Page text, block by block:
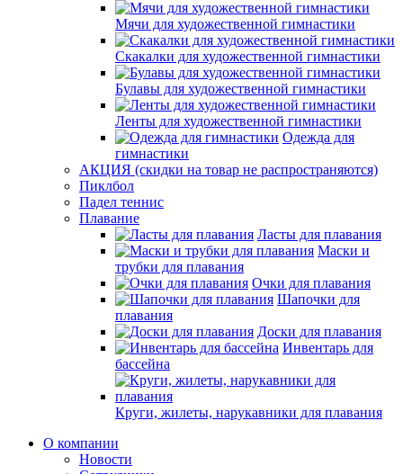
Мячи для художественной гимнастики
Скакалки для художественной гимнастики
Булавы для художественной гимнастики
Ленты для художественной гимнастики
Одежда для
гимнастики
АКЦИЯ (скидки на товар не распространяются)
Пиклбол
Падел теннис
Плавание
Ласты для плавания
Маски и
трубки для плавания
Очки для плавания
Шапочки для
плавания
Доски для плавания
Инвентарь для
бассейна
Круги, жилеты, нарукавники для плавания
О компании
Новости